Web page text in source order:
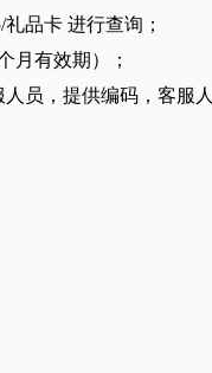
品卡 进行查询；
月有效期）；
员，提供编码，客服